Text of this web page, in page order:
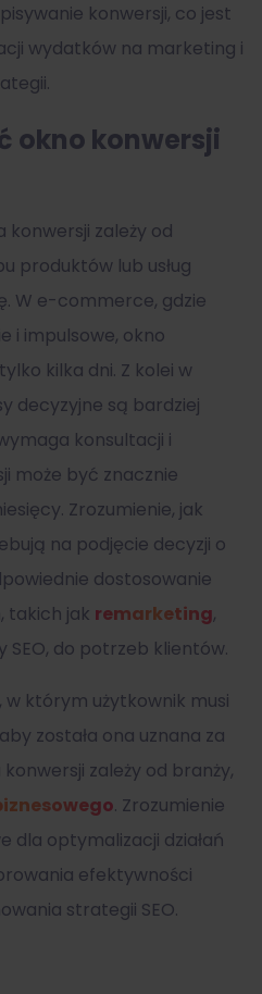
konwersji, co jest
wydatków na marketing i
okno konwersji
konwersji zależy od
produktów lub usług
W e-commerce, gdzie
i impulsowe, okno
kilka dni. Z kolei w
decyzyjne są bardziej
konsultacji i
może być znacznie
Zrozumienie, jak
na podjęcie decyzji o
dostosowanie
takich jak remarketing,
do potrzeb klientów.
w którym użytkownik musi
została ona uznana za
zależy od branży,
. Zrozumienie
dla optymalizacji działań
efektywności
strategii SEO.